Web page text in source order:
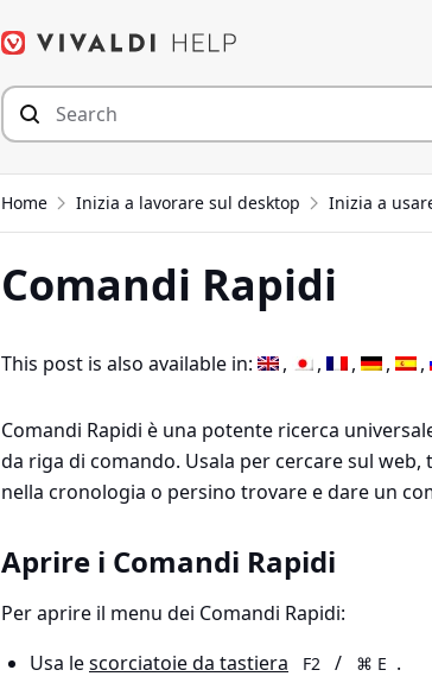
Home Inizia a lavorare sul desktop Inizia a
Comandi Rapidi
This post is also available in:
Comandi Rapidi è una potente ricerca
da riga di comando. Usala per cercare sul
nella cronologia o persino trovare e dare un
Aprire i Comandi Rapidi
Per aprire il menu dei Comandi Rapidi:
Usa lescorciatoie da tastiera F2 / ⌘ E .